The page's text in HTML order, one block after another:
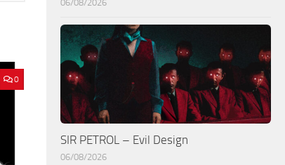
0
06/08/2026
SIR PETROL – Evil Design
06/08/2026